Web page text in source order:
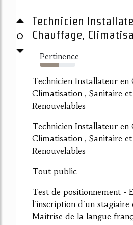
0
Technicien
Chauffage,
Pertinence
54%
Technicien Installateur en
Climatisation , Sanitaire et
Renouvelables
Technicien Installateur en
Climatisation , Sanitaire et
Renouvelables
Tout public
Test de positionnement -
l'inscription d'un stagiaire
Maitrise de la langue